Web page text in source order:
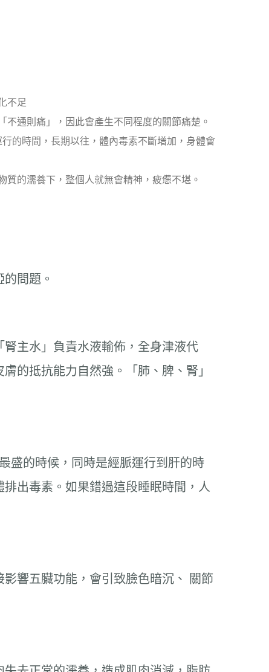
不足
通則痛」，因此會產生不同程度的關節痛楚。
的時間，長期以往，體內毒素不斷增加，身體會
質的濡養下，整個人就無會精神，疲憊不堪。
問題。
主水」負責水液輸佈，全身津液代
的抵抗能力自然強。「肺、脾、腎」
盛的時候，同時是經脈運行到肝的時
出毒素。如果錯過這段睡眠時間，人
響五臟功能，會引致臉色暗沉、 關節